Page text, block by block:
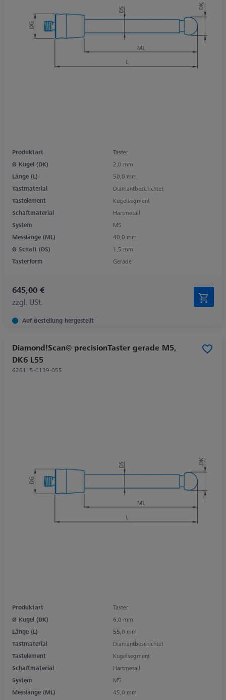
Produktart
Taster
Ø Kugel (DK)
2,0 mm
Länge (L)
50,0 mm
Tastmaterial
Diamantbeschichtet
Tastelement
Kugelsegment
Schaftmaterial
Hartmetall
System
M5
Messlänge (ML)
40,0 mm
Ø Schaft (DS)
1,5 mm
Tasterform
Gerade
645,00 €
zzgl. USt.
Auf Bestellung hergestellt
Diamond!Scan© precisionTaster gerade M5,
DK6 L55
626115-0139-055
Produktart
Taster
Ø Kugel (DK)
6,0 mm
Länge (L)
55,0 mm
Tastmaterial
Diamantbeschichtet
Tastelement
Kugelsegment
Schaftmaterial
Hartmetall
System
M5
Messlänge (ML)
45,0 mm